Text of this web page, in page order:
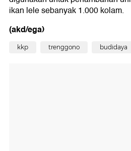
ikan lele sebanyak 1.000 kolam.
(akd/ega)
kkp trenggono budidaya